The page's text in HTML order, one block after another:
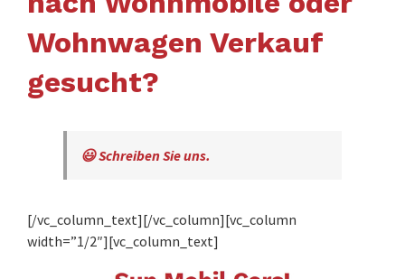
Wohnwagen Verkauf
gesucht?
😃 Schreiben Sie uns.
[/vc_column_text][/vc_column][vc_column
width=”1/2″][vc_column_text]